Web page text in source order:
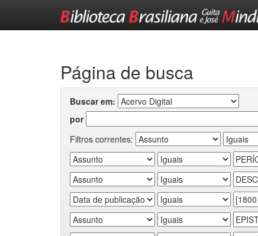
Página de busca
Buscar em:
por
Filtros correntes: